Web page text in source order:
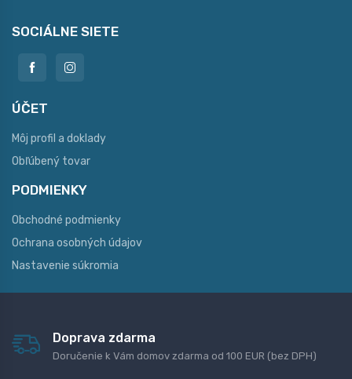
SOCIÁLNE SIETE
ÚČET
Môj profil a doklady
Obľúbený tovar
PODMIENKY
Obchodné podmienky
Ochrana osobných údajov
Nastavenie súkromia
Doprava zdarma
Doručenie k Vám domov zdarma od 100 EUR (bez DPH)